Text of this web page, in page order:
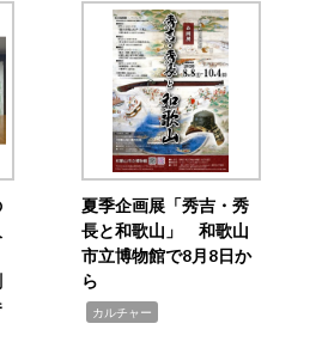
夏季企画展「秀吉・秀
長と和歌山」 和歌山
市立博物館で8月8日か
ら
カルチャー